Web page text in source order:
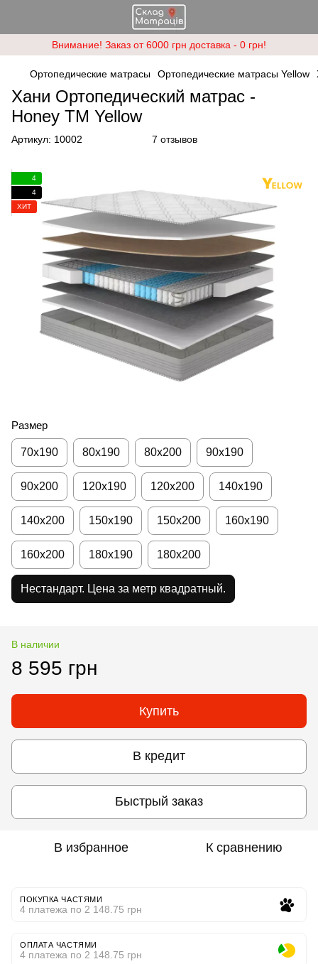
Внимание! Заказ от 6000 грн доставка - 0 грн!
Ортопедические матрасы Ортопедические матрасы Yellow
Хани Ортопедический матрас -
Honey ТМ Yellow
Артикул: 10002 7 отзывов
4
4
ХИТ
Размер
70x190 80х190 80х200 90х190
90х200 120х190 120х200 140х190
140х200 150х190 150х200 160х190
160х200 180х190 180х200
Нестандарт. Цена за метр квадратный.
В наличии
8 595 грн
Купить
В кредит
Быстрый заказ
В избранное К сравнению
ПОКУПКА ЧАСТЯМИ
4 платежа по 2 148.75 грн
ОПЛАТА ЧАСТЯМИ
4 платежа по 2 148.75 грн